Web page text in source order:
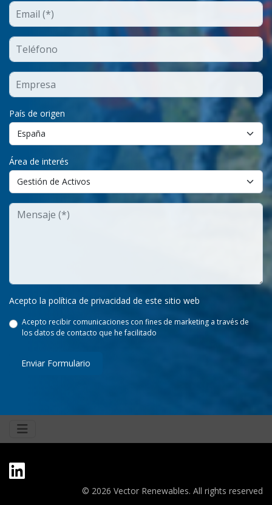
País de origen
Área de interés
Acepto la política de privacidad de este sitio web
Acepto recibir comunicaciones con fines de marketing a través de
los datos de contacto que he facilitado
Enviar Formulario
© 2026 Vector Renewables. All rights reserved